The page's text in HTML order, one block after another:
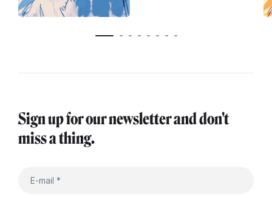
Sign up for our newsletter and don't
miss a thing.